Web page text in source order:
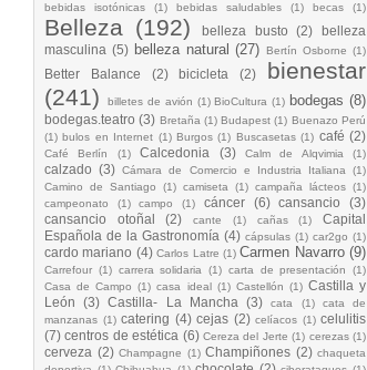
bebidas isotónicas (1) bebidas saludables (1) becas (1)
Belleza (192) belleza busto (2)
belleza
masculina (5) belleza natural (27) Bertín Osborne (1)
Better Balance (2) bicicleta (2)
bienestar
(241)
billetes de avión (1) BioCultura (1) bodegas (8)
bodegas.teatro (3) Bretaña (1) Budapest (1) Buenazo Perú
(1) bulos en Internet (1) Burgos (1) Buscasetas (1) café (2)
Café Berlín (1) Calcedonia (3) Calm de Alqvimia (1)
calzado (3) Cámara de Comercio e Industria Italiana (1)
Camino de Santiago
(1) camiseta (1) campaña lácteos (1)
campeonato
(1) campo (1) cáncer (6) cansancio
(3)
cansancio otoñal
(2) cante (1) cañas (1)
Capital
Española de la Gastronomía (4) cápsulas (1) car2go (1)
cardo mariano (4) Carlos Latre (1) Carmen Navarro (9)
Carrefour (1) carrera solidaria (1) carta de presentación
(1)
Casa de Campo (1) casa ideal (1) Castellón (1) Castilla y
León
(3) Castilla- La Mancha (3) cata (1)
cata de
manzanas (1) catering (4) cejas (2) celíacos (1) celulitis
(7) centros de estética (6) Cereza del Jerte (1) cerezas (1)
cerveza (2) Champagne (1) Champiñones (2) chaqueta